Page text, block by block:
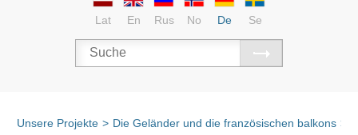
Lat En Rus No De Se
Unsere Projekte > Die Geländer und die französischen balkons >